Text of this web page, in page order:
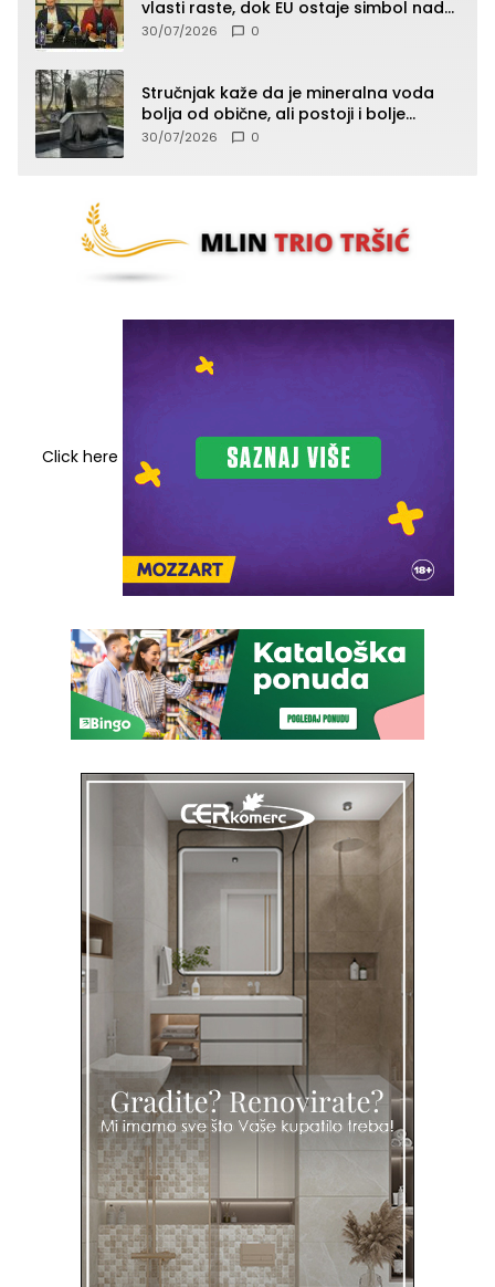
vlasti raste, dok EU ostaje simbol nade
građana
30/07/2026 0
Stručnjak kaže da je mineralna voda
bolja od obične, ali postoji i bolje
rješenje
30/07/2026 0
Click here